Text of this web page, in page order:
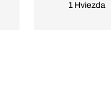
1 Hviezda